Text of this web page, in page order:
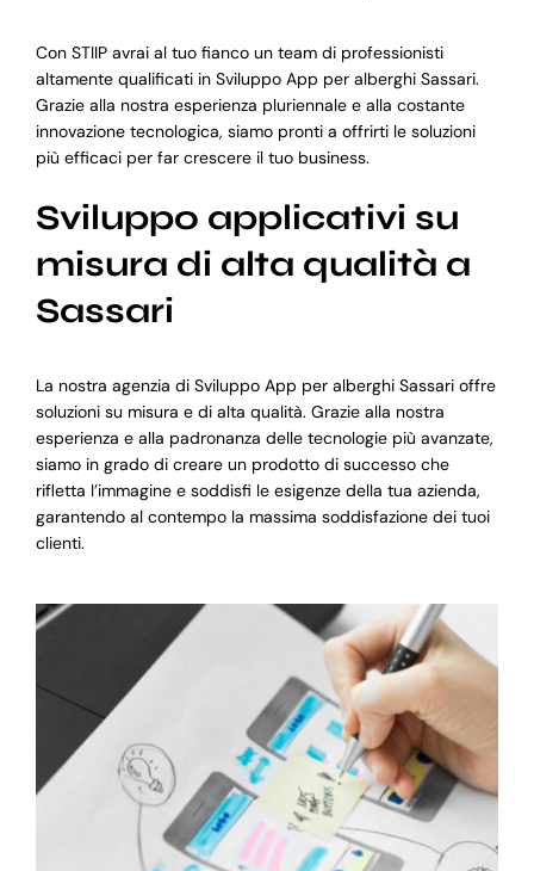
Con STIIP avrai al tuo fianco un team di professionisti
altamente qualificati in Sviluppo App per alberghi Sassari.
Grazie alla nostra esperienza pluriennale e alla costante
innovazione tecnologica, siamo pronti a offrirti le soluzioni
più efficaci per far crescere il tuo business.
Sviluppo applicativi su
misura di alta qualità a
Sassari
La nostra agenzia di Sviluppo App per alberghi Sassari offre
soluzioni su misura e di alta qualità. Grazie alla nostra
esperienza e alla padronanza delle tecnologie più avanzate,
siamo in grado di creare un prodotto di successo che
rifletta l’immagine e soddisfi le esigenze della tua azienda,
garantendo al contempo la massima soddisfazione dei tuoi
clienti.